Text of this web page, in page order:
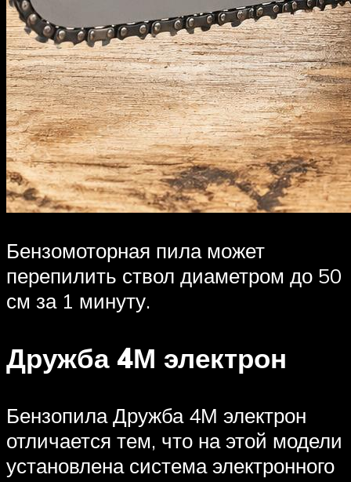
Бензомоторная пила может
перепилить ствол диаметром до 50
см за 1 минуту.
Дружба 4М электрон
Бензопила Дружба 4М электрон
отличается тем, что на этой модели
установлена система электронного